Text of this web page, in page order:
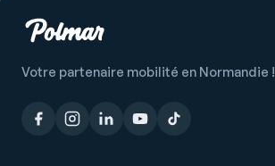
Votre partenaire mobilité en Normandie !